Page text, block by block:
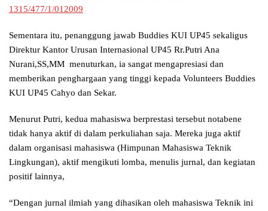
1315/477/1/012009
Sementara itu, penanggung jawab Buddies KUI UP45 sekaligus
Direktur Kantor Urusan Internasional UP45 Rr.Putri Ana
Nurani,SS,MM menuturkan, ia sangat mengapresiasi dan
memberikan penghargaan yang tinggi kepada Volunteers Buddies
KUI UP45 Cahyo dan Sekar.
Menurut Putri, kedua mahasiswa berprestasi tersebut notabene
tidak hanya aktif di dalam perkuliahan saja. Mereka juga aktif
dalam organisasi mahasiswa (Himpunan Mahasiswa Teknik
Lingkungan), aktif mengikuti lomba, menulis jurnal, dan kegiatan
positif lainnya,
“Dengan jurnal ilmiah yang dihasikan oleh mahasiswa Teknik ini